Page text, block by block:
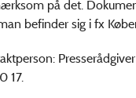
på det.
befinder sig i fx
17.